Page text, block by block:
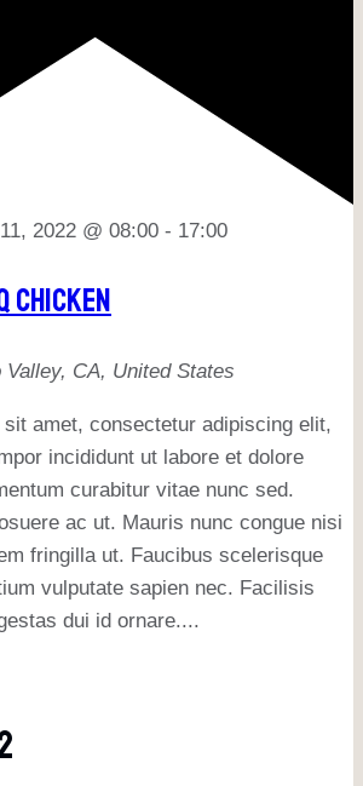
2022 @ 08:00 - 17:00
Chicken
Valley, CA, United States
amet, consectetur adipiscing elit,
incididunt ut labore et dolore
curabitur vitae nunc sed.
ac ut. Mauris nunc congue nisi
fringilla ut. Faucibus scelerisque
vulputate sapien nec. Facilisis
dui id ornare....